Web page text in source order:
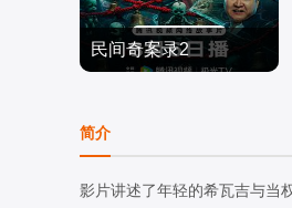
民间奇案录2
剧情片
2026/中国大陆
简介
影片讲述了年轻的希瓦吉与当